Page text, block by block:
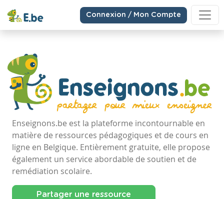
Connexion / Mon Compte
Enseignons.be est la plateforme incontournable en
matière de ressources pédagogiques et de cours en
ligne en Belgique. Entièrement gratuite, elle propose
également un service abordable de soutien et de
remédiation scolaire.
Partager une ressource